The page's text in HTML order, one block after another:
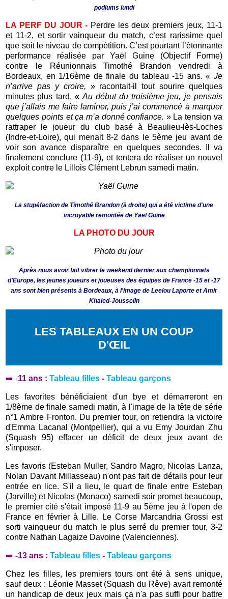
podiums lundi
LA PERF DU JOUR - Perdre les deux premiers jeux, 11-1
et 11-2, et sortir vainqueur du match, c’est rarissime quel
que soit le niveau de compétition. C’est pourtant l’étonnante
performance réalisée par Yaël Guine (Objectif Forme)
contre le Réunionnais Timothé Brandon vendredi à
Bordeaux, en 1/16ème de finale du tableau -15 ans. « Je
n’arrive pas y croire, » racontait-il tout sourire quelques
minutes plus tard. « Au début du troisième jeu, je pensais
que j’allais me faire laminer, puis j’ai commencé à marquer
quelques points et ça m’a donné confiance. » La tension va
rattraper le joueur du club basé à Beaulieu-lès-Loches
(Indre-et-Loire), qui menait 8-2 dans le 5ème jeu avant de
voir son avance disparaître en quelques secondes. Il va
finalement conclure (11-9), et tentera de réaliser un nouvel
exploit contre le Lillois Clément Lebrun samedi matin.
La stupéfaction de Timothé Brandon (à droite) qui a été victime d'une
incroyable remontée de Yaël Guine
LA PHOTO DU JOUR
Après nous avoir fait vibrer le weekend dernier aux championnats
d'Europe, les jeunes joueurs et joueuses des équipes de France -15 et -17
ans sont bien présents à Bordeaux, à l'image de Leelou Laporte et Amir
Khaled-Jousselin
LES TABLEAUX EN UN COUP
D'ŒIL
➡️ -11 ans :Tableau filles -Tableau garçons
Les favorites bénéficiaient d'un bye et démarreront en
1/8ème de finale samedi matin, à l'image de la tête de série
n°1 Ambre Fronton. Du premier tour, on retiendra la victoire
d'Emma Lacanal (Montpellier), qui a vu Emy Jourdan Zhu
(Squash 95) effacer un déficit de deux jeux avant de
s'imposer.
Les favoris (Esteban Muller, Sandro Magro, Nicolas Lanza,
Nolan Davant Millasseau) n'ont pas fait de détails pour leur
entrée en lice. S'il a lieu, le quart de finale entre Esteban
(Jarville) et Nicolas (Monaco) samedi soir promet beaucoup,
le premier cité s'était imposé 11-9 au 5ème jeu à l'open de
France en février à Lille. Le Corse Marcandria Grossi est
sorti vainqueur du match le plus serré du premier tour, 3-2
contre Nathan Lagaize Davoine (Valenciennes).
➡️ -13 ans :Tableau filles -Tableau garçons
Chez les filles, les premiers tours ont été à sens unique,
sauf deux : Léonie Masset (Squash du Rêve) avait remonté
un handicap de deux jeux mais ça n'a pas suffi pour battre